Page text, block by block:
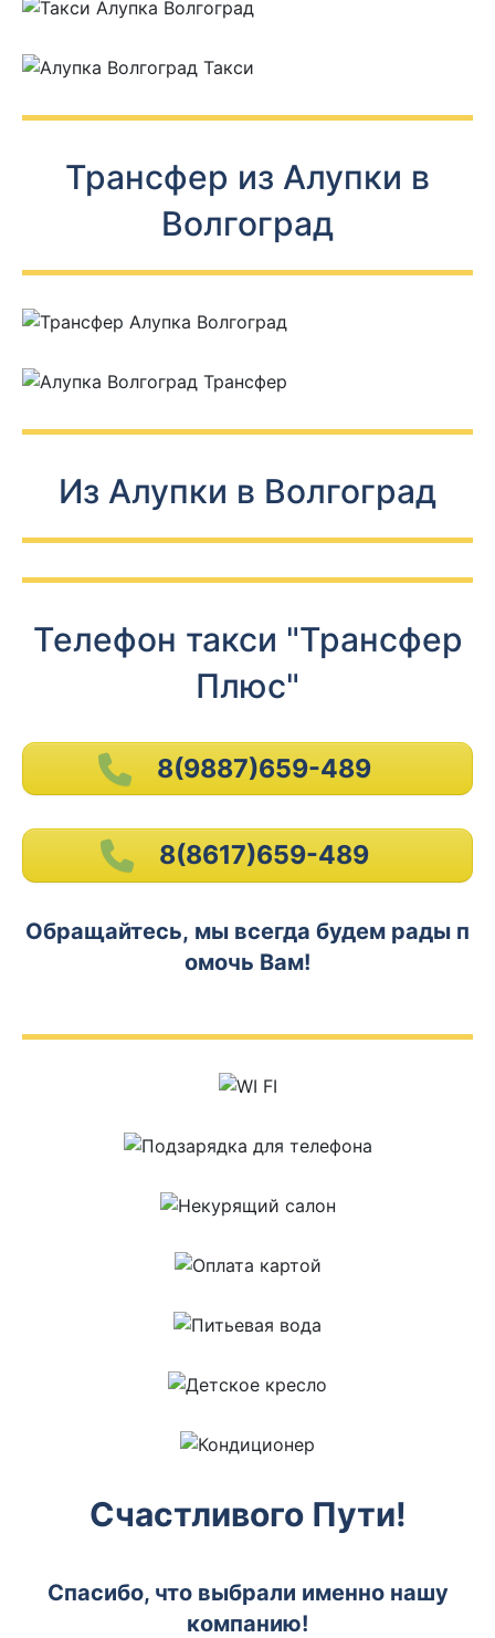
Трансфер из Алупки в
Волгоград
Из Алупки в Волгоград
Телефон такси "Трансфер
Плюс"
8(9887)659-489
8(8617)659-489
Обращайтесь, мы всегда будем рады п
омочь Вам!
Счастливого Пути!
Спасибо, что выбрали именно нашу
компанию!